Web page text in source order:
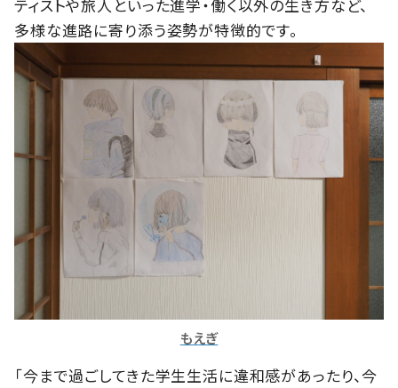
ティストや旅人といった進学・働く以外の生き方など、
多様な進路に寄り添う姿勢が特徴的です。
もえぎ
「今まで過ごしてきた学生生活に違和感があったり、今